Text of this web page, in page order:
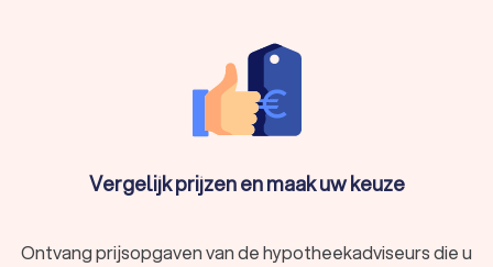
Vergelijk prijzen en maak uw keuze
Ontvang prijsopgaven van de hypotheekadviseurs die u